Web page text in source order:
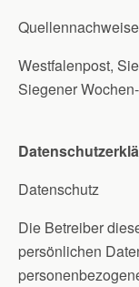
Westfalenpost,
Siegener
Datenschutz
Die Betreiber
persönlichen